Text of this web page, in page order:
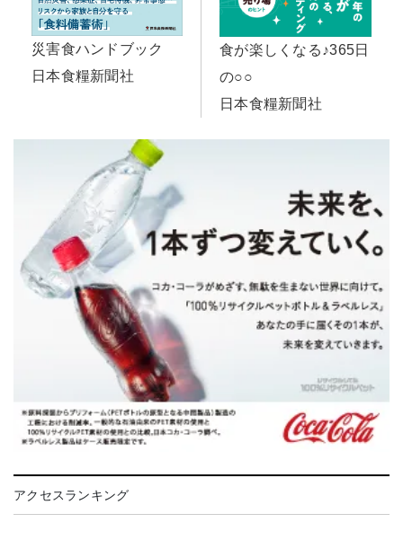
災害食ハンドブック
日本食糧新聞社
食が楽しくなる♪365日
の○○
日本食糧新聞社
アクセスランキング